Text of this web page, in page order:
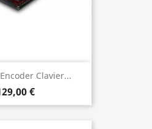
Clavier...
€